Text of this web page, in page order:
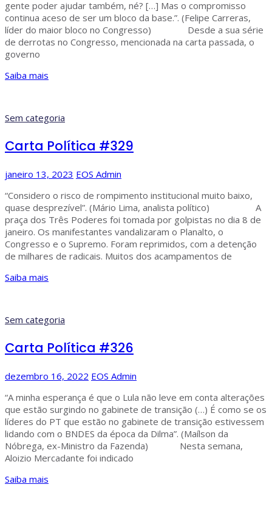
gente poder ajudar também, né? […] Mas o compromisso
continua aceso de ser um bloco da base.”. (Felipe Carreras,
líder do maior bloco no Congresso) Desde a sua série
de derrotas no Congresso, mencionada na carta passada, o
governo
Saiba mais
Sem categoria
Carta Política #329
janeiro 13, 2023 EOS Admin
“Considero o risco de rompimento institucional muito baixo,
quase desprezível”. (Mário Lima, analista político) A
praça dos Três Poderes foi tomada por golpistas no dia 8 de
janeiro. Os manifestantes vandalizaram o Planalto, o
Congresso e o Supremo. Foram reprimidos, com a detenção
de milhares de radicais. Muitos dos acampamentos de
Saiba mais
Sem categoria
Carta Política #326
dezembro 16, 2022 EOS Admin
“A minha esperança é que o Lula não leve em conta alterações
que estão surgindo no gabinete de transição (…) É como se os
líderes do PT que estão no gabinete de transição estivessem
lidando com o BNDES da época da Dilma”. (Maílson da
Nóbrega, ex-Ministro da Fazenda) Nesta semana,
Aloizio Mercadante foi indicado
Saiba mais